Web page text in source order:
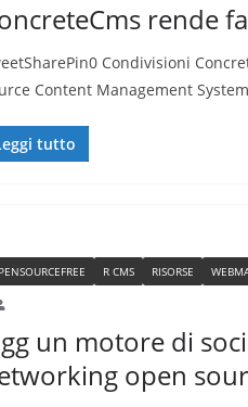
rende
Condivisioni
Content Management
tutto
R CMS RISORSE
un motore di
open